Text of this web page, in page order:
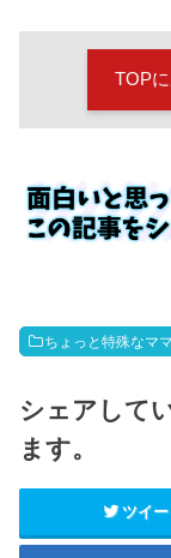
TOP
ちょっと特殊なマ
シェアして
ます。
ツイー